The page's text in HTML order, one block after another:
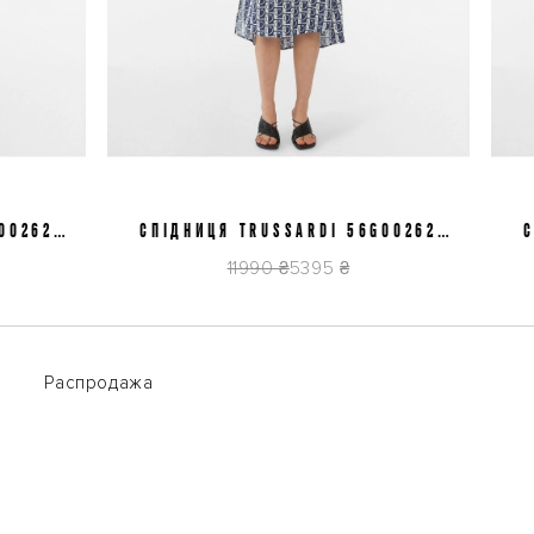
S/40
СПІДНИЦЯ TRUSSARDI 56G00262
11990 ₴5395 ₴
Распродажа